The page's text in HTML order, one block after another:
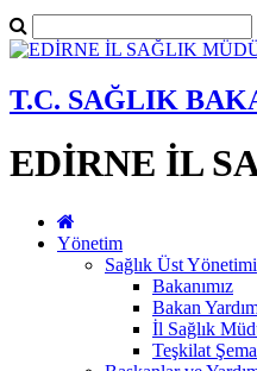
T.C. SAĞLIK
EDİRNE İL
Yönetim
Sağlık Üst Yönetimi
Bakanımız
Bakan
İl Sağlık
Teşkilat